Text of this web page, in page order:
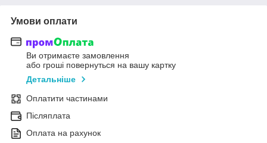
Умови оплати
Ви отримаєте замовлення
або гроші повернуться на вашу картку
Детальніше
Оплатити частинами
Післяплата
Оплата на рахунок